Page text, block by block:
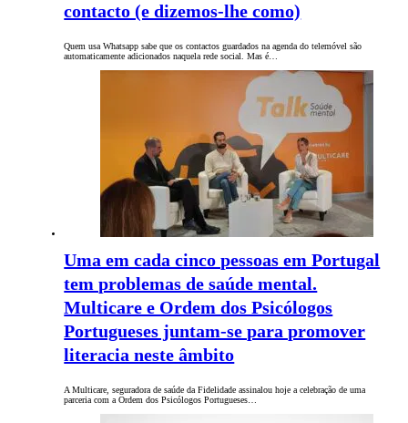
contacto (e dizemos-lhe como)
Quem usa Whatsapp sabe que os contactos guardados na agenda do telemóvel são
automaticamente adicionados naquela rede social. Mas é…
Uma em cada cinco pessoas em Portugal
tem problemas de saúde mental.
Multicare e Ordem dos Psicólogos
Portugueses juntam-se para promover
literacia neste âmbito
A Multicare, seguradora de saúde da Fidelidade assinalou hoje a celebração de uma
parceria com a Ordem dos Psicólogos Portugueses…